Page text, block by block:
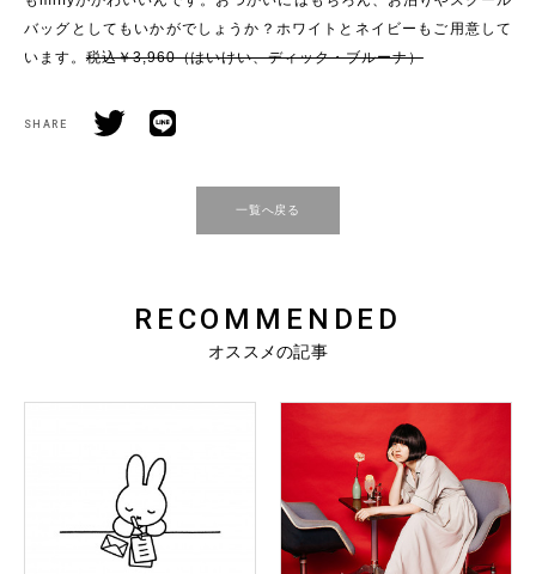
バッグとしてもいかがでしょうか？ホワイトとネイビーもご用意して
います。税込￥3,960（はいけい、ディック・ブルーナ）
SHARE
一覧へ戻る
RECOMMENDED
オススメの記事